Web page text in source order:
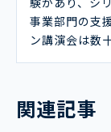
事業部門の支
ン講演会は数
関連記事